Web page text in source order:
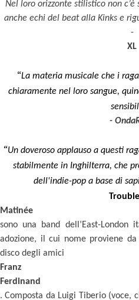
Nel loro orizzonte stilistico non
anche echi del beat alla Kinks e
-
XL
“La materia musicale che i
chiaramente nel loro sangue,
-
“Un doveroso applauso a questi
stabilmente in Inghilterra, che
dell'indie-pop a base di
Matinée
sono una band dell’East-
adozione, il cui nome proviene
disco degli amici
Franz
Ferdinand
. Composta da Luigi Tiberio (voce,